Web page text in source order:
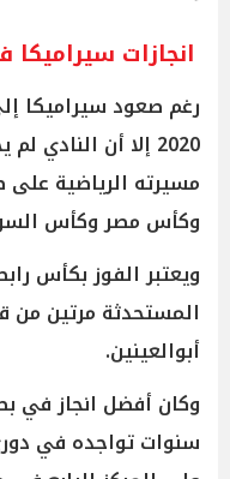
انجازات
رغم صعود سيراميكا
2020 إلا أن
مسيرته الرياضية
وكأس مصر وكأس
ويعتبر الفوز بكأس
المستحدثة مرتين
أبوالعينين.
وكان أفضل انجاز في
سنوات تواجده في